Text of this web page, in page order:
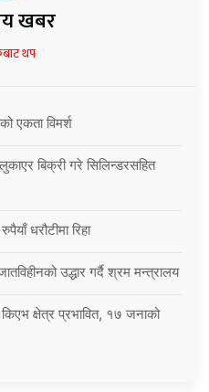
खबर
थप
एकता विमर्श
बिक्री गरे सिलिन्डरसहित
धरौटीमा रिहा
उद्धार गर्दै श्रम मन्त्रालय
क्षेत्र प्रभावित, १७ जनाको